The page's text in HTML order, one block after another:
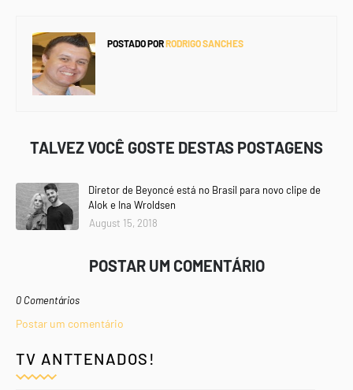
POSTADO PORRODRIGO SANCHES
TALVEZ VOCÊ GOSTE DESTAS POSTAGENS
Diretor de Beyoncé está no Brasil para novo clipe de
Alok e Ina Wroldsen
August 15, 2018
POSTAR UM COMENTÁRIO
0 Comentários
Postar um comentário
TV ANTTENADOS!